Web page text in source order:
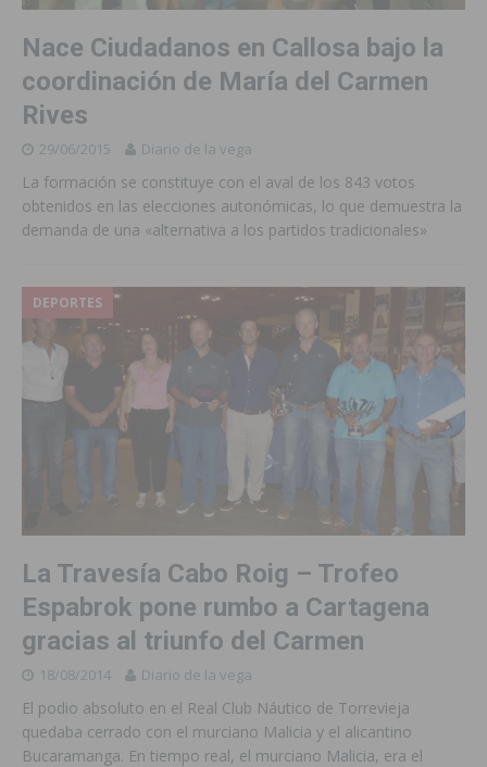
Nace Ciudadanos en Callosa bajo la
coordinación de María del Carmen
Rives
29/06/2015 Diario de la vega
La formación se constituye con el aval de los 843 votos
obtenidos en las elecciones autonómicas, lo que demuestra la
demanda de una «alternativa a los partidos tradicionales»
DEPORTES
La Travesía Cabo Roig – Trofeo
Espabrok pone rumbo a Cartagena
gracias al triunfo del Carmen
18/08/2014 Diario de la vega
El podio absoluto en el Real Club Náutico de Torrevieja
quedaba cerrado con el murciano Malicia y el alicantino
Bucaramanga. En tiempo real, el murciano Malicia, era el